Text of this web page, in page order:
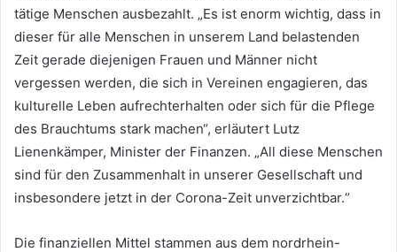
tätige Menschen ausbezahlt. „Es ist enorm wichtig, dass in
dieser für alle Menschen in unserem Land belastenden
Zeit gerade diejenigen Frauen und Männer nicht
vergessen werden, die sich in Vereinen engagieren, das
kulturelle Leben aufrechterhalten oder sich für die Pflege
des Brauchtums stark machen“, erläutert Lutz
Lienenkämper, Minister der Finanzen. „All diese Menschen
sind für den Zusammenhalt in unserer Gesellschaft und
insbesondere jetzt in der Corona-Zeit unverzichtbar.“
Die finanziellen Mittel stammen aus dem nordrhein-